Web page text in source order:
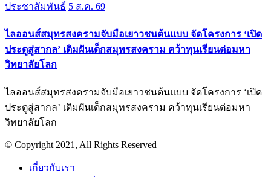
ประชาสัมพันธ์ 5 ส.ค. 69
ไลออนส์สมุทรสงครามจับมือเยาวชนต้นแบบ จัดโครงการ ‘เปิด
ประตูสู่สากล’ เติมฝันเด็กสมุทรสงคราม คว้าทุนเรียนต่อมหา
วิทยาลัยโลก
ไลออนส์สมุทรสงครามจับมือเยาวชนต้นแบบ จัดโครงการ ‘เปิด
ประตูสู่สากล’ เติมฝันเด็กสมุทรสงคราม คว้าทุนเรียนต่อมหา
วิทยาลัยโลก
© Copyright 2021, All Rights Reserved
เกี่ยวกับเรา